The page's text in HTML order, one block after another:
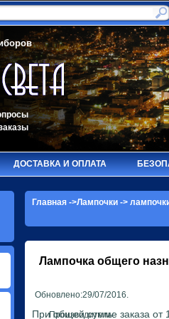
ДОСТАВКА И ОПЛАТА
Главная ->Лампочки ->
Лампочка общего
Обновлено:29/07/2016.
Производитель:
При общей сумме заказа от